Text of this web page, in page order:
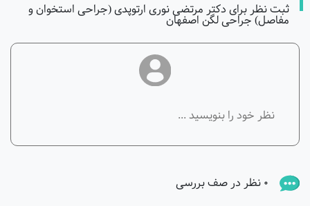
ثبت نظر برای دکتر مرتضی نوری ارتوپدی (جراحی استخوان و
مفاصل) جراحی لگن اصفهان
0 نظر در صف بررسی